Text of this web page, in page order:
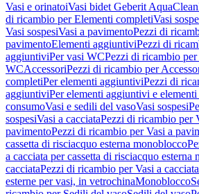
Vasi e orinatoiVasi bidet Geberit AquaClean
di ricambio per Elementi completiVasi
Vasi sospesiVasi a pavimentoPezzi di
pavimentoElementi aggiuntiviPezzi di
aggiuntiviPer vasi WCPezzi di ricambio per
WCAccessoriPezzi di ricambio per
completiPer elementi aggiuntiviPezzi di
aggiuntiviPer elementi aggiuntivi e
consumoVasi e sedili del vasoVasi sospesi
sospesiVasi a cacciataPezzi di ricambio per
pavimentoPezzi di ricambio per Vasi a
cassetta di risciacquo esterna monoblocco
a cacciata per cassetta di risciacquo esterna
cacciataPezzi di ricambio per Vasi a cacciata
esterne per vasi, in vetrochinaMonoblocco